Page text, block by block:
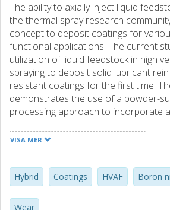
The ability to axially inject liquid
the thermal spray research
concept to deposit coatings for
functional applications. The current
utilization of liquid feedstock in high
spraying to deposit solid lubricant
resistant coatings for the first time.
demonstrates the use of a powder-
processing approach to incorporate
NiCr (as powder) cermet matrix.
phase constitution. The results show
performance of the hexagonal boron
incorporated composite coating was
VISA MER
Hybrid Coatings HVAF Boron
Wear